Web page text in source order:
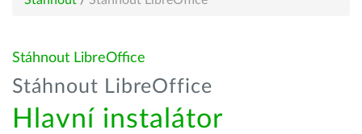
Stáhnout LibreOffice
Stáhnout LibreOffice
Hlavní instalátor